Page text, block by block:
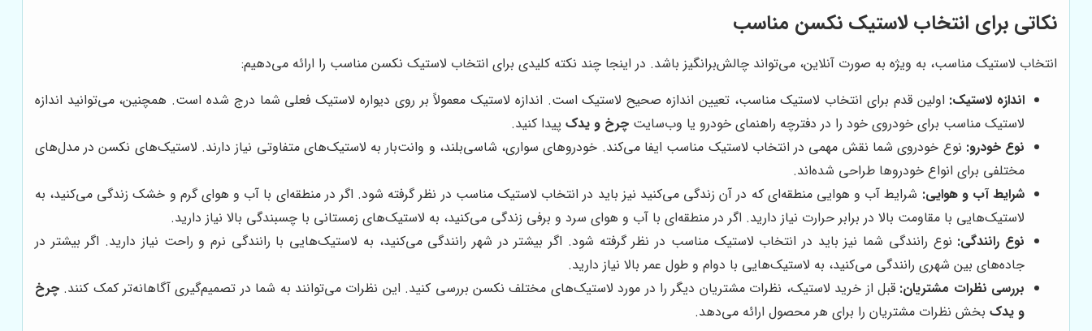
نکاتی برای انتخاب لاستیک نکسن مناسب
انتخاب لاستیک مناسب، به ویژه به صورت آنلاین، می‌تواند چالش‌برانگیز باشد. در اینجا چند نکته کلیدی برای انتخاب لاستیک نکسن مناسب را ارائه می‌دهیم:
اندازه لاستیک: اولین قدم برای انتخاب لاستیک مناسب، تعیین اندازه صحیح لاستیک است. اندازه لاستیک معمولاً بر روی دیواره لاستیک فعلی شما درج شده است. همچنین، می‌توانید اندازه
لاستیک مناسب برای خودروی خود را در دفترچه راهنمای خودرو یا وب‌سایت چرخ و یدکپیدا کنید.
نوع خودرو: نوع خودروی شما نقش مهمی در انتخاب لاستیک مناسب ایفا می‌کند. خودروهای سواری، شاسی‌بلند، و وانت‌بار به لاستیک‌های متفاوتی نیاز دارند. لاستیک‌های نکسن در مدل‌های
مختلفی برای انواع خودروها طراحی شده‌اند.
شرایط آب و هوایی: شرایط آب و هوایی منطقه‌ای که در آن زندگی می‌کنید نیز باید در انتخاب لاستیک مناسب در نظر گرفته شود. اگر در منطقه‌ای با آب و هوای گرم و خشک زندگی می‌کنید، به
لاستیک‌هایی با مقاومت بالا در برابر حرارت نیاز دارید. اگر در منطقه‌ای با آب و هوای سرد و برفی زندگی می‌کنید، به لاستیک‌های زمستانی با چسبندگی بالا نیاز دارید.
نوع رانندگی: نوع رانندگی شما نیز باید در انتخاب لاستیک مناسب در نظر گرفته شود. اگر بیشتر در شهر رانندگی می‌کنید، به لاستیک‌هایی با رانندگی نرم و راحت نیاز دارید. اگر بیشتر در
جاده‌های بین شهری رانندگی می‌کنید، به لاستیک‌هایی با دوام و طول عمر بالا نیاز دارید.
بررسی نظرات مشتریان: قبل از خرید لاستیک، نظرات مشتریان دیگر را در مورد لاستیک‌های مختلف نکسن بررسی کنید. این نظرات می‌توانند به شما در تصمیم‌گیری آگاهانه‌تر کمک کنند.چرخ
و یدکبخش نظرات مشتریان را برای هر محصول ارائه می‌دهد.